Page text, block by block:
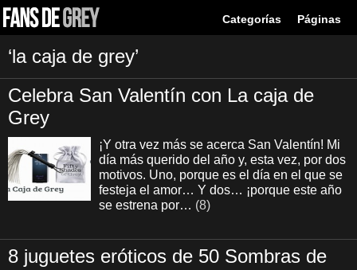
Categorías Páginas
‘la caja de grey’
Celebra San Valentín con La caja de
Grey
¡Y otra vez más se acerca San Valentín! Mi
día más querido del año y, esta vez, por dos
motivos. Uno, porque es el día en el que se
festeja el amor… Y dos… ¡porque este año
se estrena por… (8)
8 juguetes eróticos de 50 Sombras de